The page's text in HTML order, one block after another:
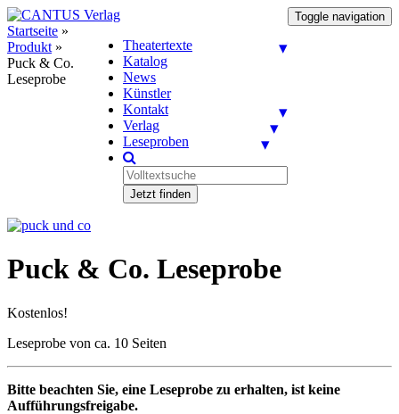
Toggle navigation
Theatertexte
Katalog
News
Künstler
Kontakt
Verlag
Leseproben
Jetzt finden
Startseite »
Produkt »
Puck & Co.
Leseprobe
Puck & Co. Leseprobe
Kostenlos!
Leseprobe von ca. 10 Seiten
Bitte beachten Sie, eine Leseprobe zu erhalten, ist keine
Aufführungsfreigabe.